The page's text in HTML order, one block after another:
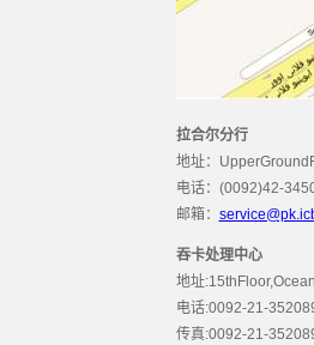
拉合尔分行
地址：
电话：(0092)42-
邮箱：
吞卡处理中心
地址
电话:0092-21-
传真:0092-21-